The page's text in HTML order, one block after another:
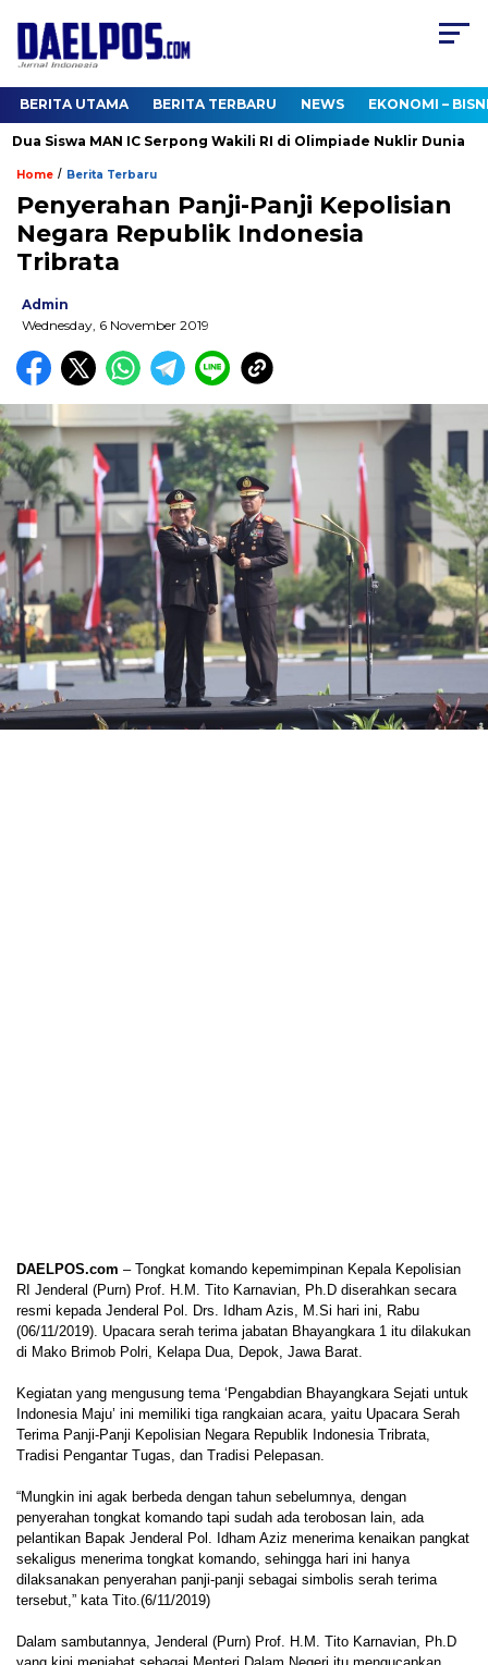
BERITA UTAMA BERITA TERBARU NEWS EKONOMI –
Siswa MAN IC Serpong Wakili RI di Olimpiade Nuklir Dunia
Home / Berita Terbaru
Penyerahan Panji-Panji Kepolisian
Negara Republik Indonesia
Tribrata
Admin
Wednesday, 6 November 2019
DAELPOS.com – Tongkat komando kepemimpinan Kepala Kepolisian
RI Jenderal (Purn) Prof. H.M. Tito Karnavian, Ph.D diserahkan secara
resmi kepada Jenderal Pol. Drs. Idham Azis, M.Si hari ini, Rabu
(06/11/2019). Upacara serah terima jabatan Bhayangkara 1 itu dilakukan
di Mako Brimob Polri, Kelapa Dua, Depok, Jawa Barat.
Kegiatan yang mengusung tema ‘Pengabdian Bhayangkara Sejati untuk
Indonesia Maju’ ini memiliki tiga rangkaian acara, yaitu Upacara Serah
Terima Panji-Panji Kepolisian Negara Republik Indonesia Tribrata,
Tradisi Pengantar Tugas, dan Tradisi Pelepasan.
“Mungkin ini agak berbeda dengan tahun sebelumnya, dengan
penyerahan tongkat komando tapi sudah ada terobosan lain, ada
pelantikan Bapak Jenderal Pol. Idham Aziz menerima kenaikan pangkat
sekaligus menerima tongkat komando, sehingga hari ini hanya
dilaksanakan penyerahan panji-panji sebagai simbolis serah terima
tersebut,” kata Tito.(6/11/2019)
Dalam sambutannya, Jenderal (Purn) Prof. H.M. Tito Karnavian, Ph.D